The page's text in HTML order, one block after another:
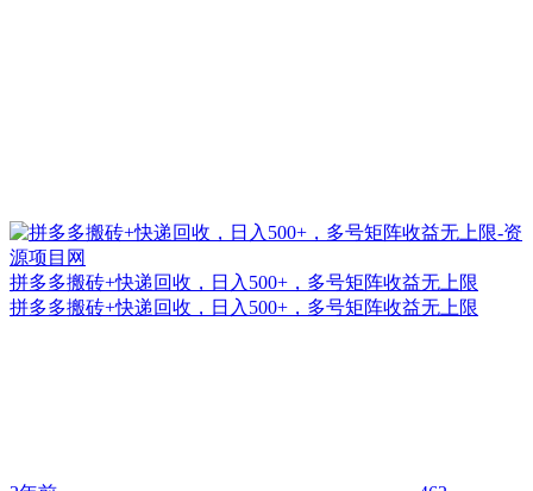
拼多多搬砖+快递回收，日入500+，多号矩阵收益无上限
拼多多搬砖+快递回收，日入500+，多号矩阵收益无上限